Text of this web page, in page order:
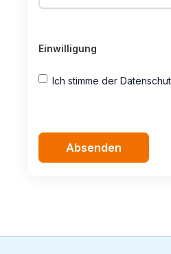
Einwilligung
Ich stimme der